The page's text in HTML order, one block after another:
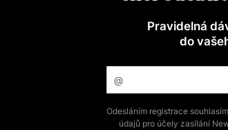
Pravidelná
do
Odesláním registrace
údajů pro účely zasílání